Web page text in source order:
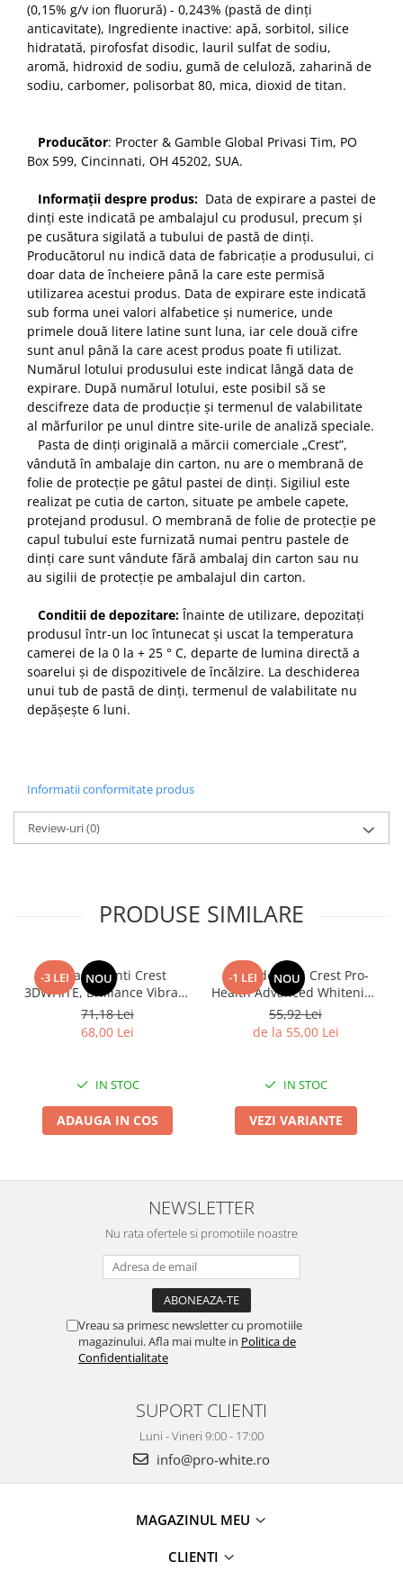
(0,15% g/v ion fluorură) - 0,243% (pastă de dinți
anticavitate), Ingrediente inactive: apă, sorbitol, silice
hidratată, pirofosfat disodic, lauril sulfat de sodiu,
aromă, hidroxid de sodiu, gumă de celuloză, zaharină de
sodiu, carbomer, polisorbat 80, mica, dioxid de titan.
Producător: Procter & Gamble Global Privasi Tim, PO
Box 599, Cincinnati, OH 45202, SUA.
Informații despre produs: Data de expirare a pastei de
dinți este indicată pe ambalajul cu produsul, precum și
pe cusătura sigilată a tubului de pastă de dinți.
Producătorul nu indică data de fabricație a produsului, ci
doar data de încheiere până la care este permisă
utilizarea acestui produs. Data de expirare este indicată
sub forma unei valori alfabetice și numerice, unde
primele două litere latine sunt luna, iar cele două cifre
sunt anul până la care acest produs poate fi utilizat.
Numărul lotului produsului este indicat lângă data de
expirare. După numărul lotului, este posibil să se
descifreze data de producție și termenul de valabilitate
al mărfurilor pe unul dintre site-urile de analiză speciale.
Pasta de dinți originală a mărcii comerciale „Crest”,
vândută în ambalaje din carton, nu are o membrană de
folie de protecție pe gâtul pastei de dinți. Sigiliul este
realizat pe cutia de carton, situate pe ambele capete,
protejand produsul. O membrană de folie de protecție pe
capul tubului este furnizată numai pentru pastele de
dinți care sunt vândute fără ambalaj din carton sau nu
au sigilii de protecție pe ambalajul din carton.
Conditii de depozitare:Înainte de utilizare, depozitați
produsul într-un loc întunecat și uscat la temperatura
camerei de la 0 la + 25 ° C, departe de lumina directă a
soarelui și de dispozitivele de încălzire. La deschiderea
unui tub de pastă de dinți, termenul de valabilitate nu
depășește 6 luni.
Informatii conformitate produs
Review-uri(0)
PRODUSE SIMILARE
-3 LEI NOU
Pasta de dinti Crest
3DWHITE, Brilliance Vibrant
Peppermint, LARGE SIZE,
fara gluten, 130g
71,18 Lei
68,00 Lei
IN STOC
ADAUGA IN COS
-1 LEI NOU
Pasta de dinti Crest Pro-
Health Advanced Whitening
+ Intensive Clean, 8
beneficii, 164g
55,92 Lei
de la 55,00 Lei
IN STOC
VEZI VARIANTE
NEWSLETTER
Nu rata ofertele si promotiile noastre
Vreau sa primesc newsletter cu promotiile
magazinului. Afla mai multe in Politica de
Confidentialitate
SUPORT CLIENTI
Luni - Vineri 9:00 - 17:00
info@pro-white.ro
MAGAZINUL MEU
CLIENTI